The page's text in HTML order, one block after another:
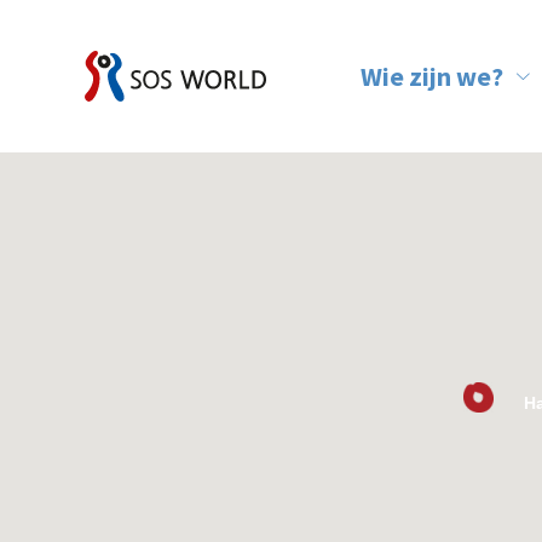
Wie zijn we?